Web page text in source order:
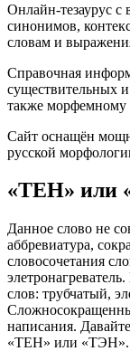
Онлайн-тезаурус с
синонимов,
словам и
Справочная
существительных
также морфемному
Сайт оснащён
русской
«ТЕН» или
Данное слово не
аббревиатура,
словосочетания
слов: трубчатый,
написания.
«ТЕН» или «ТЭН».